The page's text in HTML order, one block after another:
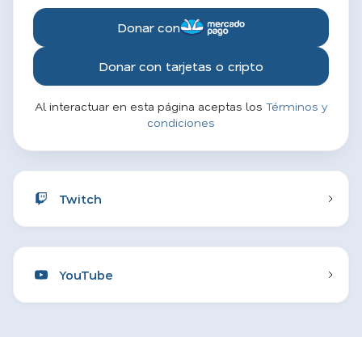
Donar con
Donar con tarjetas o cripto
Al interactuar en esta página aceptas los Términos y
condiciones
Twitch
YouTube